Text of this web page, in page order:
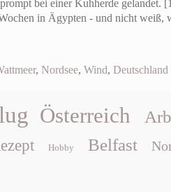
bei einer Kuhherde
in Ägypten - und nicht weiß,
, Nordsee, Wind, Deutschland
Österreich
Hobby Belfast